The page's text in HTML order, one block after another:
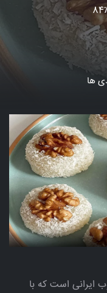
ها
ایرانی است که با